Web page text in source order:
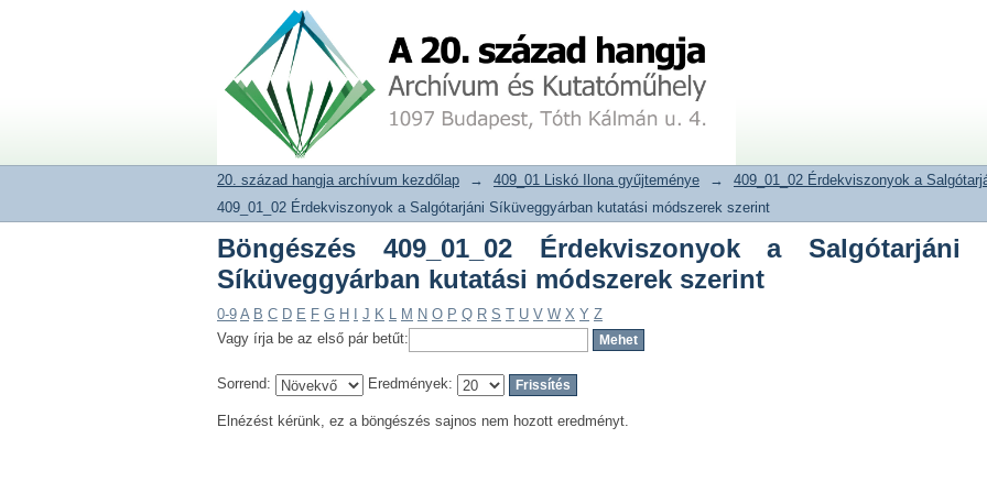
Böngészés 409_01_02 Érdekviszonyok a Salgótarjáni
módszerek szerint
20. század hangja archívum adattár
20. század hangja archívum kezdőlap → 409_01 Liskó Ilona gyűjteménye → 409_01_02 Érdekviszonyok a
409_01_02 Érdekviszonyok a Salgótarjáni Síküveggyárban kutatási módszerek szerint
Böngészés 409_01_02 Érdekviszonyok a Salgótarjáni
Síküveggyárban kutatási módszerek szerint
0-9 A B C D E F G H J K L M N O P Q R S T U V W X Y Z
Vagy írja be az első pár betűt:
Sorrend: Eredmények:
Elnézést kérünk, ez a böngészés sajnos nem hozott eredményt.